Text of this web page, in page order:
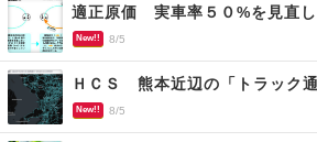
New!! 8/5
ＨＣＳ 熊本近辺の「トラック
New!! 8/5